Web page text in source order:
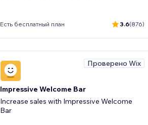
Есть бесплатный план 3.6(876)
Проверено Wix
Impressive Welcome Bar
Increase sales with Impressive Welcome
Bar